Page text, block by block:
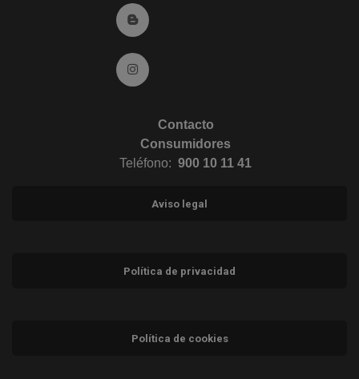
Ir al Blog (abre en ventana nueva)
Ir a Instagram (abre en ventana nueva)
Contacto
Consumidores
Teléfono: 900 10 11 41
Aviso legal
Política de privacidad
Política de cookies